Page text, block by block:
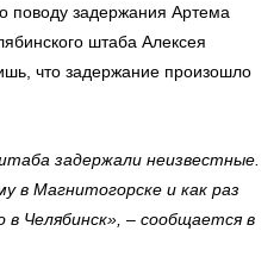
задержания Артема
штаба Алексея
что задержание произошло
задержали неизвестные.
в Магнитогорске и как раз
в Челябинск», – сообщается в